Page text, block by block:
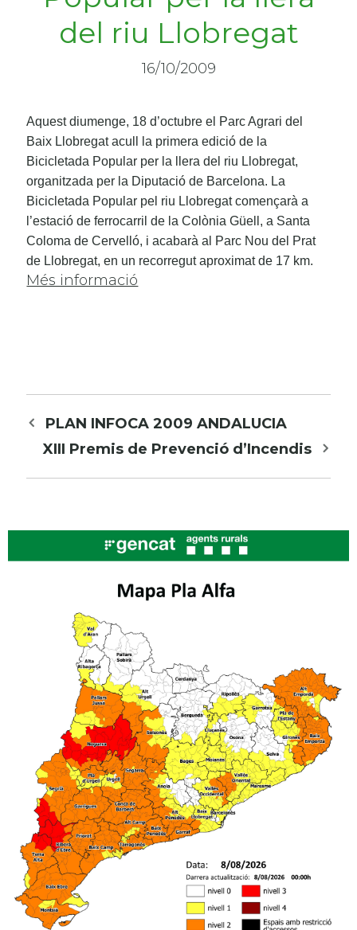
del riu Llobregat
16/10/2009
Aquest diumenge, 18 d’octubre el Parc Agrari del
Baix Llobregat acull la primera edició de la
Bicicletada Popular per la llera del riu Llobregat,
organitzada per la Diputació de Barcelona. La
Bicicletada Popular pel riu Llobregat començarà a
l’estació de ferrocarril de la Colònia Güell, a Santa
Coloma de Cervelló, i acabarà al Parc Nou del Prat
de Llobregat, en un recorregut aproximat de 17 km.
Més informació
Navegació
per
PLAN INFOCA 2009 ANDALUCIA
XIII Premis de Prevenció d’Incendis